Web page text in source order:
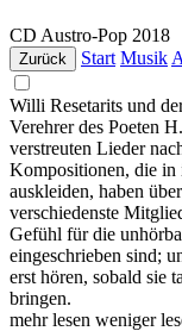
CD Austro-Pop 2018
Zurück Start Musik
Willi Resetarits und
Verehrer des Poeten
verstreuten Lieder
Kompositionen, die in
auskleiden, haben
verschiedenste
Gefühl für die
eingeschrieben sind;
erst hören, sobald sie
bringen.
mehr lesen weniger